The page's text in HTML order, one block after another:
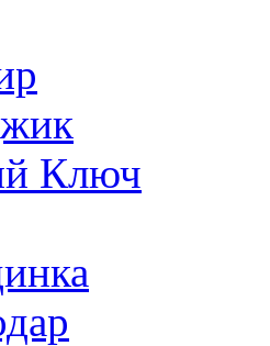
Ключ